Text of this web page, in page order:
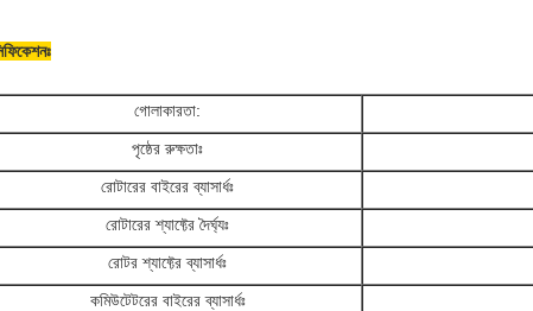
গোলাকারতা:
পৃষ্ঠের রুক্ষতাঃ
রোটারের বাইরের ব্যাসার্ধঃ
রোটারের শ্যাফ্টের দৈর্ঘ্যঃ
রোটর শ্যাফ্টের ব্যাসার্ধঃ
কমিউটেটরের বাইরের ব্যাসার্ধঃ